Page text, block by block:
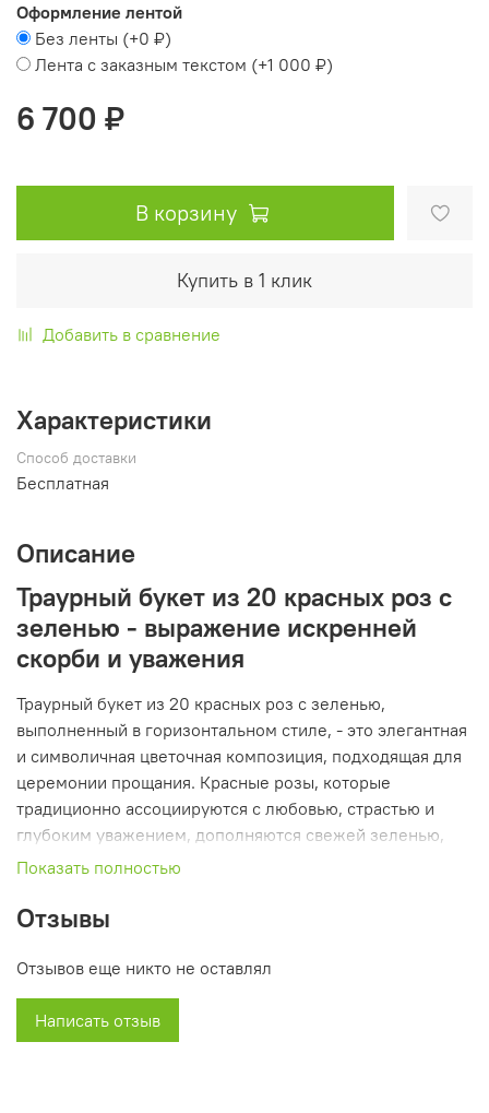
Оформление лентой
Без ленты (+0 ₽)
Лента с заказным текстом (+1 000 ₽)
6 700 ₽
В корзину
Купить в 1 клик
Добавить в сравнение
Характеристики
Способ доставки
Бесплатная
Описание
Траурный букет из 20 красных роз с
зеленью - выражение искренней
скорби и уважения
Траурный букет из 20 красных роз с зеленью,
выполненный в горизонтальном стиле, - это элегантная
и символичная цветочная композиция, подходящая для
церемонии прощания. Красные розы, которые
традиционно ассоциируются с любовью, страстью и
глубоким уважением, дополняются свежей зеленью,
придающей букету гармонию и естественность.
Горизонтальное оформление делает букет из живых
цветов особенно уместным на похоронах или поминках:
он выглядит строго, торжественно и вместе с тем
эмоционально ёмко. Такой выбор подходит как для
возложения к гробу или могиле, так и для передачи
Показать полностью
Отзывы
Отзывов еще никто не оставлял
Написать отзыв